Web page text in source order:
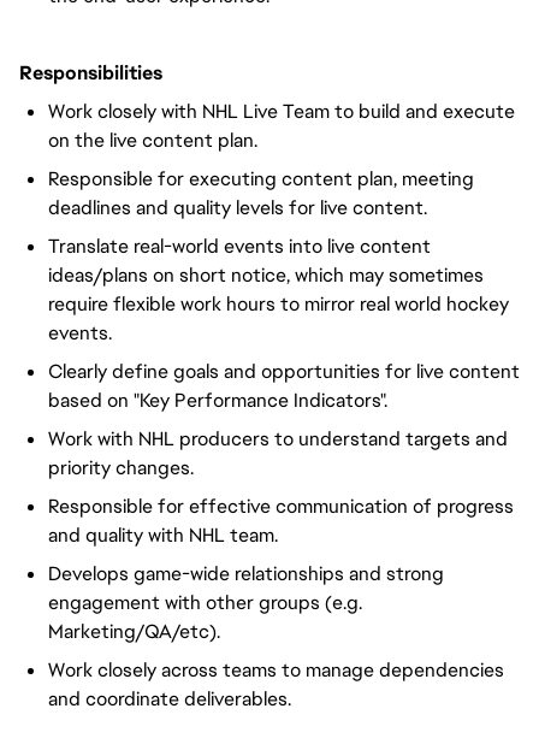
Responsibilities
Work closely with NHL Live Team to build and execute
on the live content plan.
Responsible for executing content plan, meeting
deadlines and quality levels for live content.
Translate real-world events into live content
ideas/plans on short notice, which may sometimes
require flexible work hours to mirror real world hockey
events.
Clearly define goals and opportunities for live content
based on "Key Performance Indicators".
Work with NHL producers to understand targets and
priority changes.
Responsible for effective communication of progress
and quality with NHL team.
Develops game-wide relationships and strong
engagement with other groups (e.g.
Marketing/QA/etc).
Work closely across teams to manage dependencies
and coordinate deliverables.